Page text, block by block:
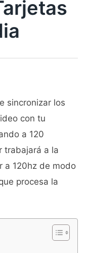
sincronizar los
con tu
a 120
trabajará a la
a 120hz de modo
procesa la